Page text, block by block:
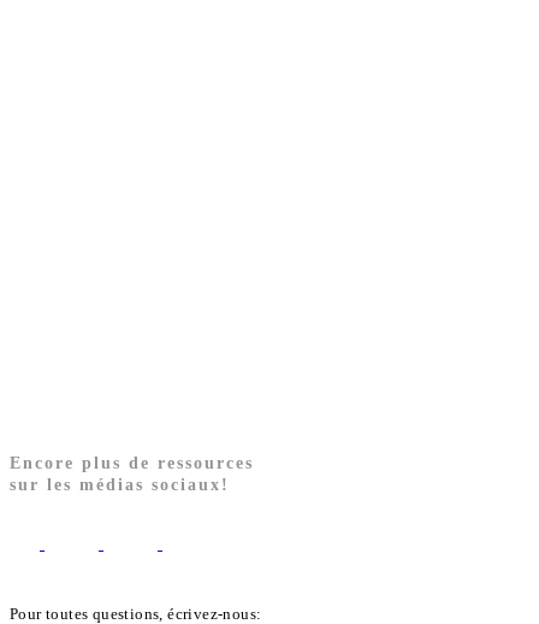
Encore plus de ressources
sur les médias sociaux!
Pour toutes questions, écrivez-nous: